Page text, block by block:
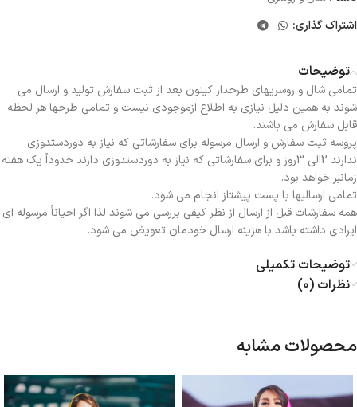
اشتراک گذاری:
توضیحات
تمامی شال و روسریهای طرحدار کیتون بعد از ثبت سفارش تولید و ارسال می
شوند به همین دلیل نیازی به اطلاع ازموجودی نیست و تمامی طرحها هر لحظه
قابل سفارش می باشند.
پروسه ثبت سفارش و ارسال مرسوله برای سفارشاتی که نیاز به دوردستدوزی
ندارند 2الی 3روز و برای سفارشاتی که نیاز به دوردستدوزی دارند حدوداً یک هفته
زمانبر خواهد بود.
تمامی ارسالیها با پست پیشتاز انجام می شود.
همه سفارشات قبل از ارسال از نظر کیفی بررسی می شوند لذا اگر احیاناً مرسوله ای
ایرادی داشته باشد با هزینه ارسال خودمان تعویض می شود.
توضیحات تکمیلی
نظرات (0)
محصولات مشابه